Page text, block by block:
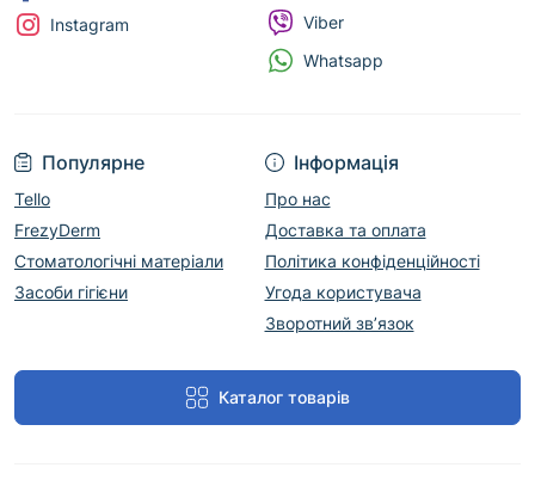
Популярне
Tello
FrezyDerm
Стоматологічні матеріали
Засоби гігієни
Інформація
Про нас
Доставка та оплата
Політика конфіденційності
Угода користувача
Зворотний зв’язок
Каталог товарів
Instagram
Viber
Whatsapp